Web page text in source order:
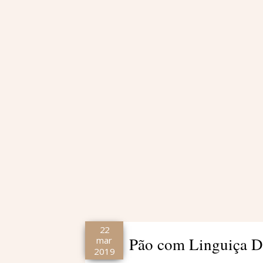
22
mar
2019
Pão com Linguiça